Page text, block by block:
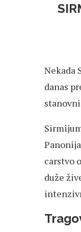
Nekada
danas
carstvo
duže